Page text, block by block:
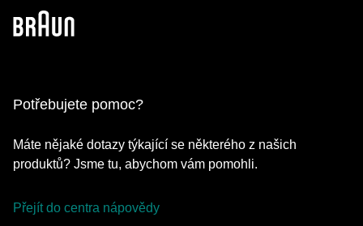
Potřebujete pomoc?
Máte nějaké dotazy týkající se některého z našich
produktů? Jsme tu, abychom vám pomohli.
Přejít do centra nápovědy